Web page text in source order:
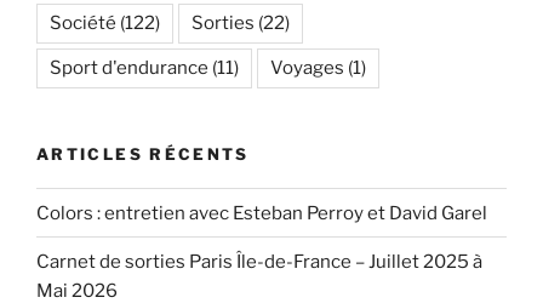
Société (122) Sorties (22)
Sport d'endurance (11) Voyages (1)
ARTICLES RÉCENTS
Colors : entretien avec Esteban Perroy et David Garel
Carnet de sorties Paris Île-de-France – Juillet 2025 à
Mai 2026